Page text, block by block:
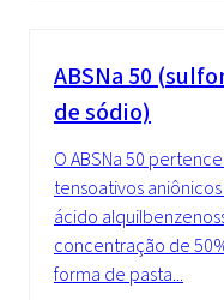
ABSNa 50
de sódio)
O ABSNa 50
tensoativos
ácido
concentração de
forma de pasta...